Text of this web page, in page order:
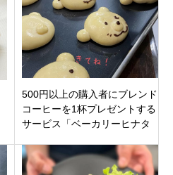
500円以上の購入者にブレンド
コーヒーを1杯プレゼントする
サービス「ベーカリーヒナタ
12月17日オープンです。